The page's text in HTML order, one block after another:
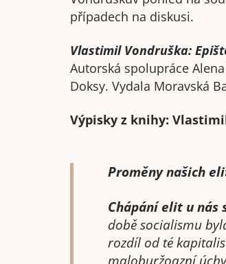
případech na diskusi.
Vlastimil Vondruška:
Autorská spolupráce
Doksy. Vydala Moravská
Výpisky z knihy:
Proměny našich
Chápání elit u nás
době socialismu
rozdíl od té
maloburžoazní